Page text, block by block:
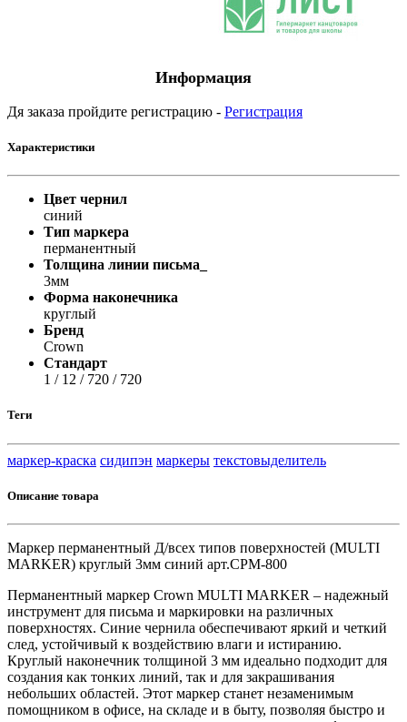
Информация
Дя заказа пройдите регистрацию - Регистрация
Характеристики
Цвет чернил
синий
Тип маркера
перманентный
Толщина линии письма_
3мм
Форма наконечника
круглый
Бренд
Crown
Стандарт
1 / 12 / 720 / 720
Теги
маркер-краска сидипэн маркеры текстовыделитель
Описание товара
Маркер перманентный Д/всех типов поверхностей (MULTI
MARKER) круглый 3мм синий арт.CPM-800
Перманентный маркер Crown MULTI MARKER – надежный
инструмент для письма и маркировки на различных
поверхностях. Синие чернила обеспечивают яркий и четкий
след, устойчивый к воздействию влаги и истиранию.
Круглый наконечник толщиной 3 мм идеально подходит для
создания как тонких линий, так и для закрашивания
небольших областей. Этот маркер станет незаменимым
помощником в офисе, на складе и в быту, позволяя быстро и